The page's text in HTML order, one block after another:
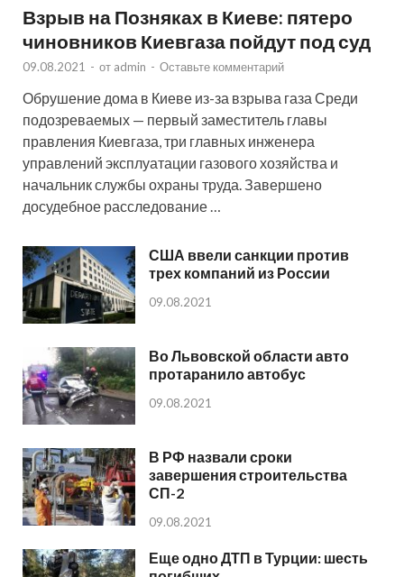
Взрыв на Позняках в Киеве: пятеро
чиновников Киевгаза пойдут под суд
09.08.2021 - от admin - Оставьте комментарий
Обрушение дома в Киеве из-за взрыва газа Среди
подозреваемых — первый заместитель главы
правления Киевгаза, три главных инженера
управлений эксплуатации газового хозяйства и
начальник службы охраны труда. Завершено
досудебное расследование …
США ввели санкции против
трех компаний из России
09.08.2021
Во Львовской области авто
протаранило автобус
09.08.2021
В РФ назвали сроки
завершения строительства
СП-2
09.08.2021
Еще одно ДТП в Турции: шесть